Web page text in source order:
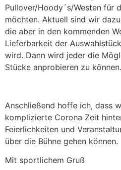
Pullover/Hoody´s/Westen für
möchten. Aktuell sind wir
die aber in den kommenden
Lieferbarkeit der
wird. Dann wird jeder die
Stücke anprobieren zu können.
Anschließend hoffe ich, dass
komplizierte Corona Zeit
Feierlichkeiten und
über die Bühne gehen können.
Mit sportlichem Gruß